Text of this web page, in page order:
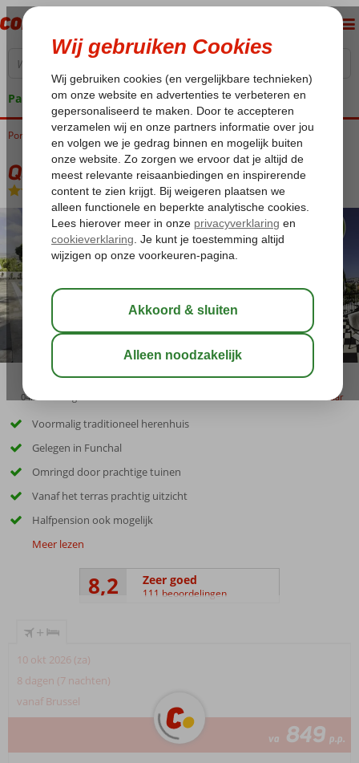
Pakketgarantie
Home
Portugal Madeira Funchal Quinta Bela Sao Tiago
Quinta Bela Sao Tiago
Logies en ontbijt-Hotel
04:00 bewaar
Voormalig traditioneel herenhuis
Gelegen in Funchal
Omringd door prachtige tuinen
Vanaf het terras prachtig uitzicht
Halfpension ook mogelijk
Meer lezen
8,2 Zeer goed
111 beoordelingen
+
10 okt 2026 (za)
8 dagen (7 nachten)
vanaf Brussel
va 849 p.p.